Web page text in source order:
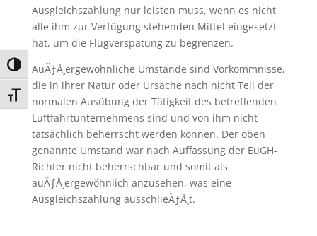
Umschalten auf hohe Kontraste
Schrift vergrößern
Ausgleichszahlung nur leisten muss, wenn es nicht
alle ihm zur Verfügung stehenden Mittel eingesetzt
hat, um die Flugverspätung zu begrenzen.
AuÃƒÅ¸ergewöhnliche Umstände sind Vorkommnisse,
die in ihrer Natur oder Ursache nach nicht Teil der
normalen Ausübung der Tätigkeit des betreffenden
Luftfahrtunternehmens sind und von ihm nicht
tatsächlich beherrscht werden können. Der oben
genannte Umstand war nach Auffassung der EuGH-
Richter nicht beherrschbar und somit als
auÃƒÅ¸ergewöhnlich anzusehen, was eine
Ausgleichszahlung ausschlieÃƒÅ¸t.